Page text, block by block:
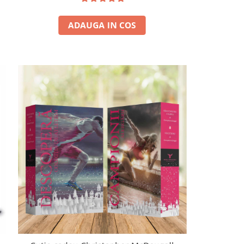
ADAUGA IN COS